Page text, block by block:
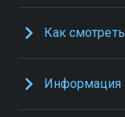
Как смотреть
Информация